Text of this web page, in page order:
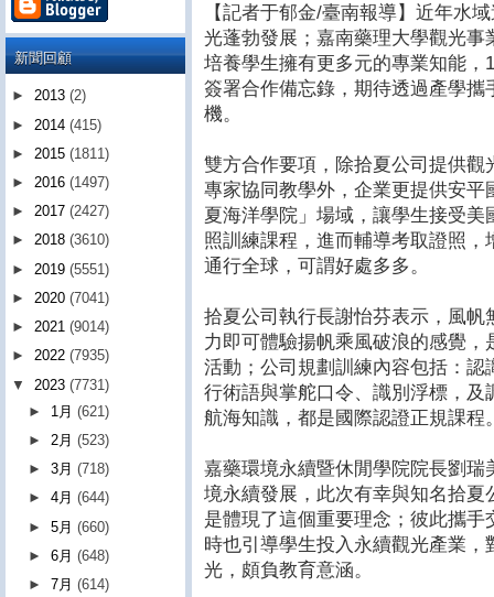
【記者于郁金/臺南報導】近年水
光蓬勃發展；嘉南藥理大學觀光
培養學生擁有更多元的專業知能
簽署合作備忘錄，期待透過產學
機。
雙方合作要項，除拾夏公司提供
專家協同教學外，企業更提供安
夏海洋學院」場域，讓學生接受
照訓練課程，進而輔導考取證照
通行全球，可謂好處多多。
拾夏公司執行長謝怡芬表示，風
力即可體驗揚帆乘風破浪的感覺
活動；公司規劃訓練內容包括：
行術語與掌舵口令、識別浮標，
航海知識，都是國際認證正規課程
嘉藥環境永續暨休閒學院院長劉
境永續發展，此次有幸與知名拾
是體現了這個重要理念；彼此攜
時也引導學生投入永續觀光產業
光，頗負教育意涵。
新聞回顧
► 2013 (2)
► 2014 (415)
► 2015 (1811)
► 2016 (1497)
► 2017 (2427)
► 2018 (3610)
► 2019 (5551)
► 2020 (7041)
► 2021 (9014)
► 2022 (7935)
▼ 2023 (7731)
► 1月(621)
► 2月(523)
►3月(718)
►4月(644)
►5月(660)
►6月(648)
►7月(614)